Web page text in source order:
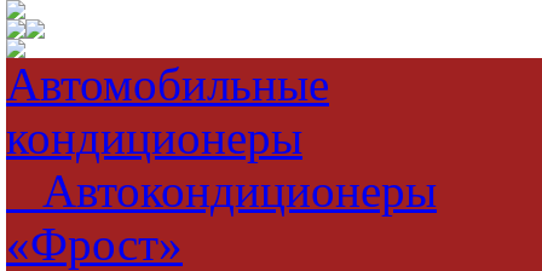
Автомобильные
кондиционеры
Автокондиционеры
«Фрост»